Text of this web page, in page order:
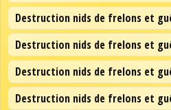
Destruction nids de frelons et
Destruction nids de frelons et
Destruction nids de frelons et
Destruction nids de frelons et